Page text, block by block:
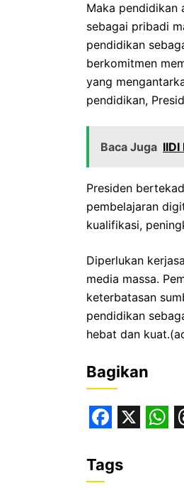
Maka pendidikan
sebagai pribadi
pendidikan
berkomitmen
yang
pendidikan,
Baca Juga
Presiden
pembelajaran
kualifikasi,
Diperlukan
media massa.
keterbatasan
pendidikan
hebat dan
Bagikan
a
c
Tags